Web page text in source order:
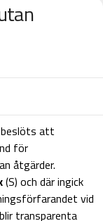
att
för
åtgärder.
(S) och där ingick
vid
transparenta